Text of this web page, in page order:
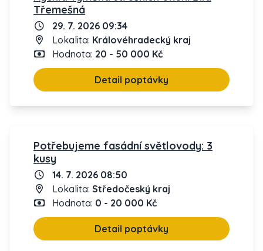
Třemešná
29. 7. 2026 09:34
Lokalita: Královéhradecký kraj
Hodnota: 20 - 50 000 Kč
Detail poptávky
Potřebujeme fasádní světlovody: 3
kusy
14. 7. 2026 08:50
Lokalita: Středočeský kraj
Hodnota: 0 - 20 000 Kč
Detail poptávky